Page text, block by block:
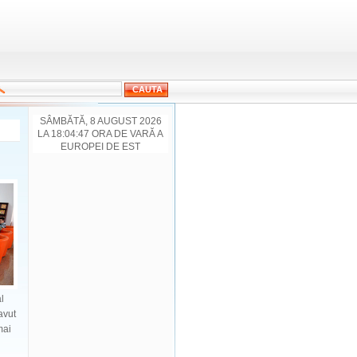
SÂMBĂTĂ, 8 AUGUST 2026
LA 18:04:47 ORA DE VARĂ A
EUROPEI DE EST